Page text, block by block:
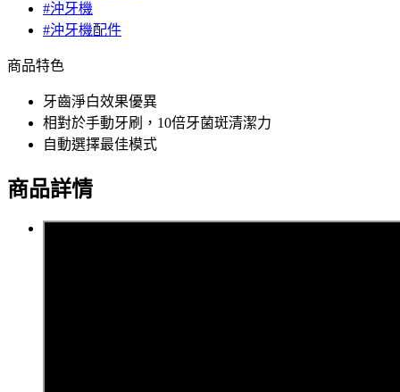
#沖牙機
#沖牙機配件
商品特色
牙齒淨白效果優異
相對於手動牙刷，10倍牙菌斑清潔力
自動選擇最佳模式
商品詳情